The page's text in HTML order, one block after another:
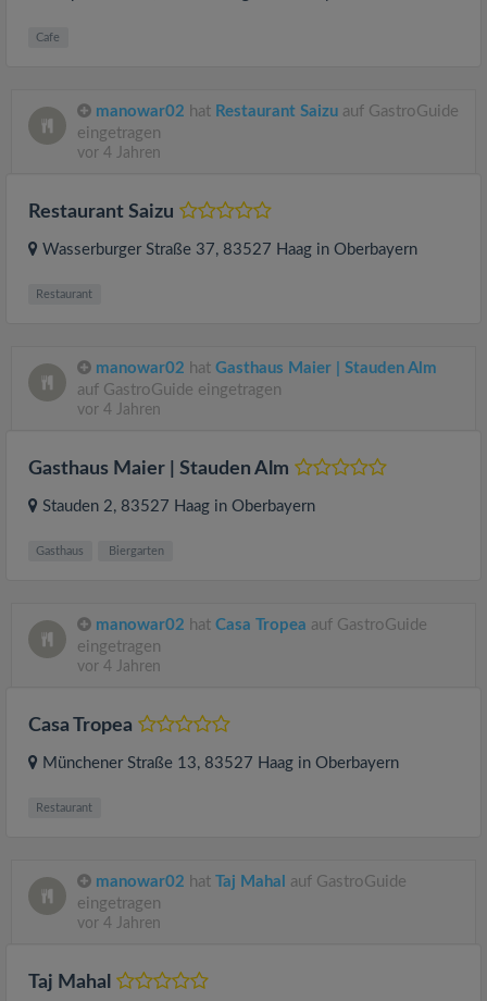
Cafe
manowar02 hat Restaurant Saizu auf GastroGuide
eingetragen
vor 4 Jahren
Restaurant Saizu
Wasserburger Straße 37, 83527 Haag in Oberbayern
Restaurant
manowar02 hat Gasthaus Maier | Stauden Alm
auf GastroGuide eingetragen
vor 4 Jahren
Gasthaus Maier | Stauden Alm
Stauden 2, 83527 Haag in Oberbayern
Gasthaus Biergarten
manowar02 hat Casa Tropea auf GastroGuide
eingetragen
vor 4 Jahren
Casa Tropea
Münchener Straße 13, 83527 Haag in Oberbayern
Restaurant
manowar02 hat Taj Mahal
auf GastroGuide
eingetragen
vor 4 Jahren
Taj Mahal